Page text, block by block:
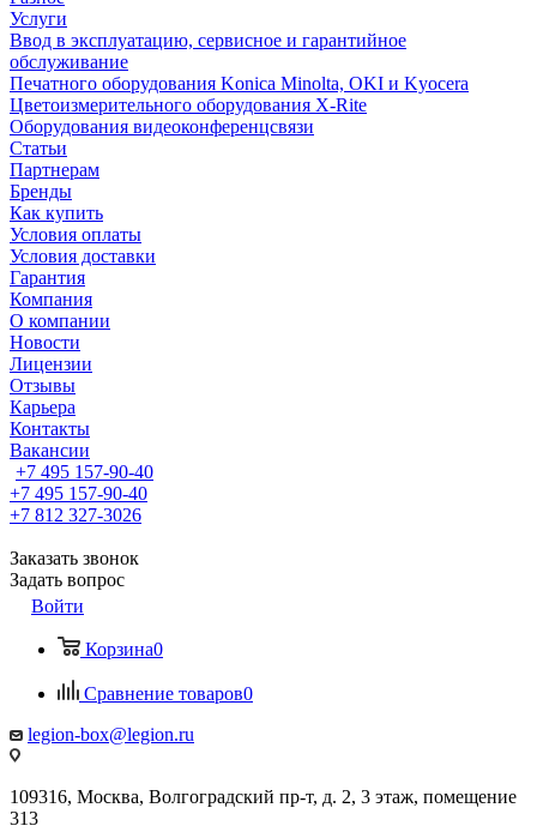
Услуги
Ввод в эксплуатацию, сервисное и гарантийное
обслуживание
Печатного оборудования Konica Minolta, OKI и Kyocera
Цветоизмерительного оборудования X-Rite
Оборудования видеоконференцсвязи
Статьи
Партнерам
Бренды
Как купить
Условия оплаты
Условия доставки
Гарантия
Компания
О компании
Новости
Лицензии
Отзывы
Карьера
Контакты
Вакансии
+7 495 157-90-40
+7 495 157-90-40
+7 812 327-3026
Заказать звонок
Задать вопрос
Войти
Корзина0
Сравнение товаров0
legion-box@legion.ru
109316, Москва, Волгоградский пр-т, д. 2, 3 этаж, помещение
313